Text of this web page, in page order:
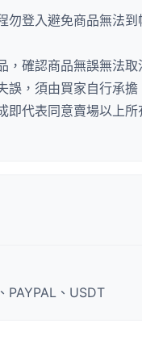
勿登入避免商品無法
，確認商品無誤無法取
誤，須由買家自行承擔
即代表同意賣場以上所
PAYPAL、USDT